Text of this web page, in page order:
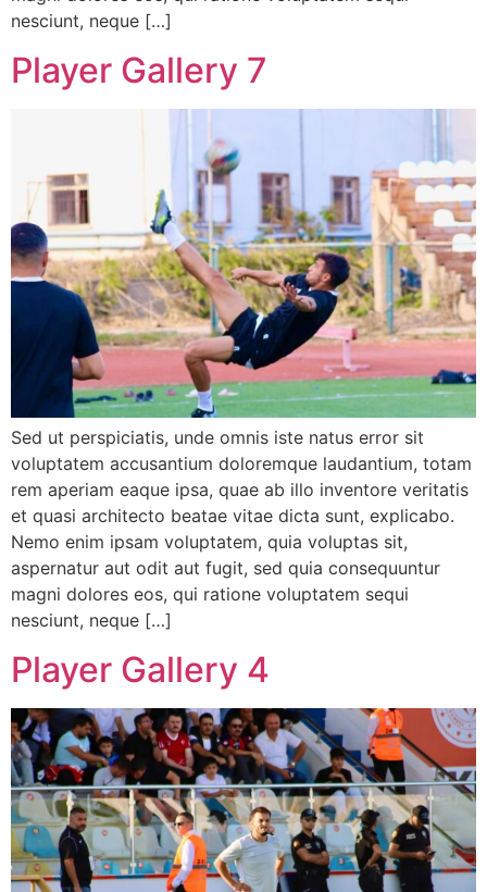
nesciunt, neque […]
Player Gallery 7
Sed ut perspiciatis, unde omnis iste natus error sit
voluptatem accusantium doloremque laudantium, totam
rem aperiam eaque ipsa, quae ab illo inventore veritatis
et quasi architecto beatae vitae dicta sunt, explicabo.
Nemo enim ipsam voluptatem, quia voluptas sit,
aspernatur aut odit aut fugit, sed quia consequuntur
magni dolores eos, qui ratione voluptatem sequi
nesciunt, neque […]
Player Gallery 4